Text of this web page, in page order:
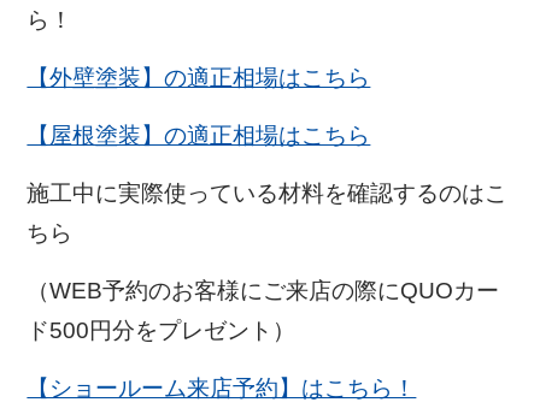
ら！
【外壁塗装】の適正相場はこちら
【屋根塗装】の適正相場はこちら
施工中に実際使っている材料を確認するのはこ
ちら
（WEB予約のお客様にご来店の際にQUOカー
ド500円分をプレゼント）
【ショールーム来店予約】はこちら！